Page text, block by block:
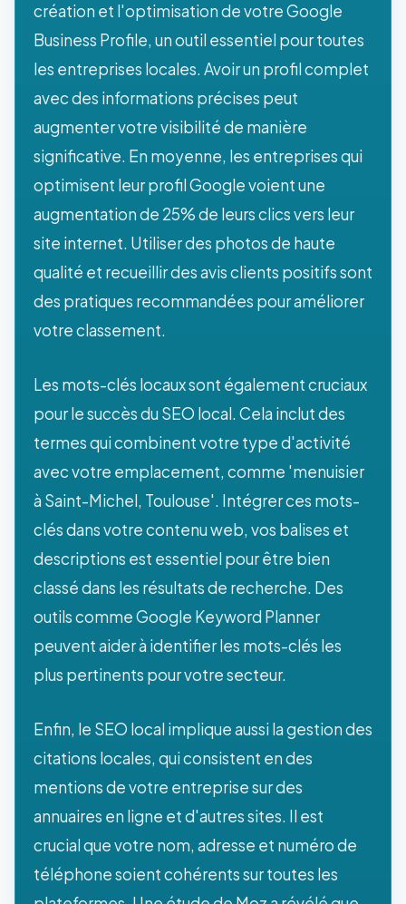
création et l'optimisation de votre Google
Business Profile, un outil essentiel pour toutes
les entreprises locales. Avoir un profil complet
avec des informations précises peut
augmenter votre visibilité de manière
significative. En moyenne, les entreprises qui
optimisent leur profil Google voient une
augmentation de 25% de leurs clics vers leur
site internet. Utiliser des photos de haute
qualité et recueillir des avis clients positifs sont
des pratiques recommandées pour améliorer
votre classement.
Les mots-clés locaux sont également cruciaux
pour le succès du SEO local. Cela inclut des
termes qui combinent votre type d'activité
avec votre emplacement, comme 'menuisier
à Saint-Michel, Toulouse'. Intégrer ces mots-
clés dans votre contenu web, vos balises et
descriptions est essentiel pour être bien
classé dans les résultats de recherche. Des
outils comme Google Keyword Planner
peuvent aider à identifier les mots-clés les
plus pertinents pour votre secteur.
Enfin, le SEO local implique aussi la gestion des
citations locales, qui consistent en des
mentions de votre entreprise sur des
annuaires en ligne et d'autres sites. Il est
crucial que votre nom, adresse et numéro de
téléphone soient cohérents sur toutes les